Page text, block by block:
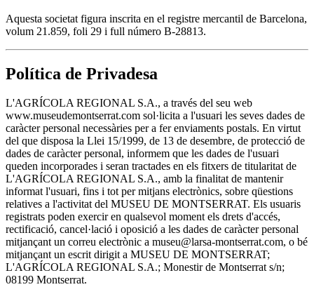
Aquesta societat figura inscrita en el registre mercantil de Barcelona,
volum 21.859, foli 29 i full número B-28813.
Política de Privadesa
L'AGRÍCOLA REGIONAL S.A., a través del seu web
www.museudemontserrat.com sol·licita a l'usuari les seves dades de
caràcter personal necessàries per a fer enviaments postals. En virtut
del que disposa la Llei 15/1999, de 13 de desembre, de protecció de
dades de caràcter personal, informem que les dades de l'usuari
queden incorporades i seran tractades en els fitxers de titularitat de
L'AGRÍCOLA REGIONAL S.A., amb la finalitat de mantenir
informat l'usuari, fins i tot per mitjans electrònics, sobre qüestions
relatives a l'activitat del MUSEU DE MONTSERRAT. Els usuaris
registrats poden exercir en qualsevol moment els drets d'accés,
rectificació, cancel·lació i oposició a les dades de caràcter personal
mitjançant un correu electrònic a museu@larsa-montserrat.com, o bé
mitjançant un escrit dirigit a MUSEU DE MONTSERRAT;
L'AGRÍCOLA REGIONAL S.A.; Monestir de Montserrat s/n;
08199 Montserrat.